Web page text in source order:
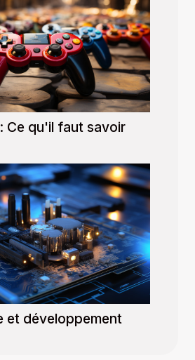
Ce qu'il faut savoir
et développement